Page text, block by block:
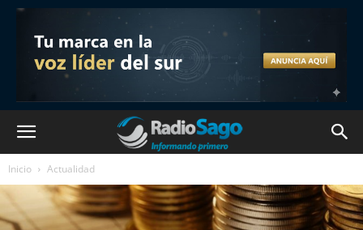
Inicio Actualidad